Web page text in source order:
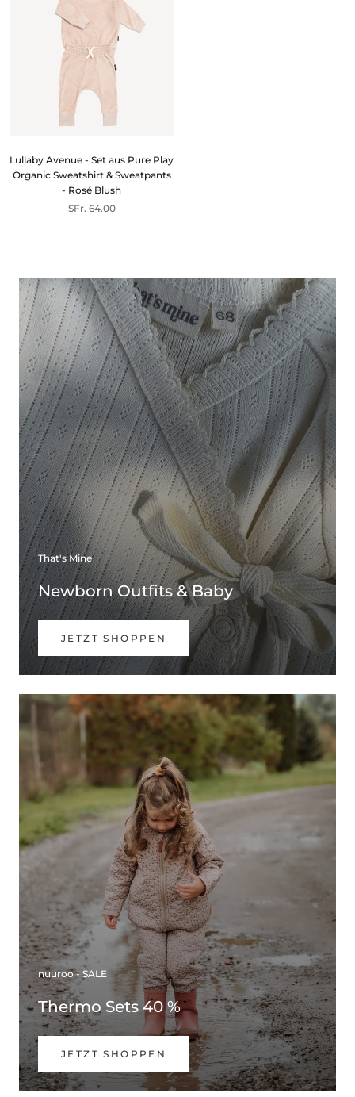
Lullaby Avenue - Set aus Pure Play
Organic Sweatshirt & Sweatpants
- Rosé Blush
SFr. 64.00
That's Mine
Newborn Outfits & Baby
JETZT SHOPPEN
nuuroo - SALE
Thermo Sets 40 %
JETZT SHOPPEN